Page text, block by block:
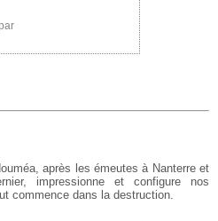
après les émeutes à Nanterre et
impressionne et configure nos
commence dans la destruction.